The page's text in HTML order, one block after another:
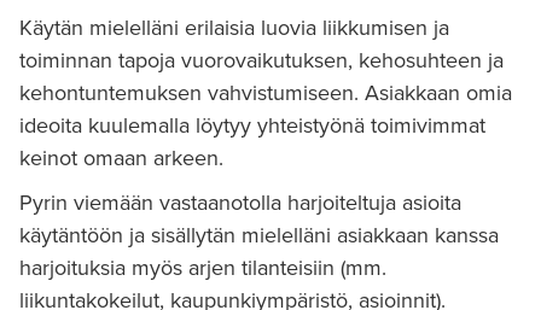
Käytän mielelläni erilaisia luovia liikkumisen ja
toiminnan tapoja vuorovaikutuksen, kehosuhteen ja
kehontuntemuksen vahvistumiseen. Asiakkaan omia
ideoita kuulemalla löytyy yhteistyönä toimivimmat
keinot omaan arkeen.
Pyrin viemään vastaanotolla harjoiteltuja asioita
käytäntöön ja sisällytän mielelläni asiakkaan kanssa
harjoituksia myös arjen tilanteisiin (mm.
liikuntakokeilut, kaupunkiympäristö, asioinnit).